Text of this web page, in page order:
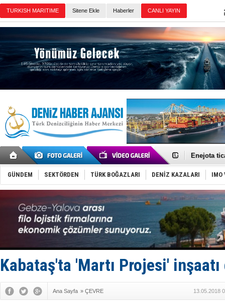
Sitene Ekle Haberler
Tatil
Enejota
Denizcilik
‘14.
Taksi
TÜRKLİM
SOCAR da
GÜNDEM SEKTÖRDEN TÜRK BOĞAZLARI DENİZ KAZALARI IMO
Kabataş'ta 'Martı Projesi'
Ana Sayfa » ÇEVRE 13.05.2018